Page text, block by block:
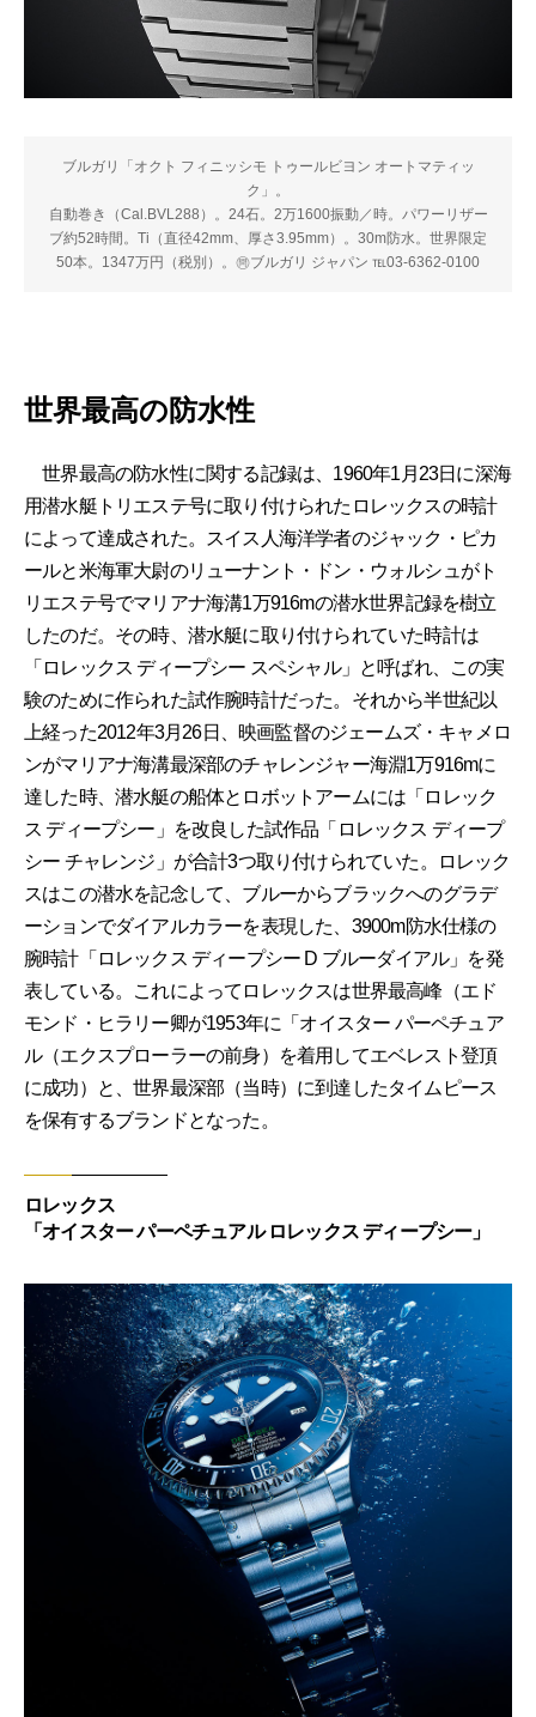
ブルガリ「オクト フィニッシモ トゥールビヨン オートマティッ
ク」。
自動巻き（Cal.BVL288）。24石。2万1600振動／時。パワーリザー
ブ約52時間。Ti（直径42mm、厚さ3.95mm）。30m防水。世界限定
50本。1347万円（税別）。㉄ブルガリ ジャパン ℡03-6362-0100
世界最高の防水性
世界最高の防水性に関する記録は、1960年1月23日に深海
用潜水艇トリエステ号に取り付けられたロレックスの時計
によって達成された。スイス人海洋学者のジャック・ピカ
ールと米海軍大尉のリューナント・ドン・ウォルシュがト
リエステ号でマリアナ海溝1万916mの潜水世界記録を樹立
したのだ。その時、潜水艇に取り付けられていた時計は
「ロレックス ディープシー スペシャル」と呼ばれ、この実
験のために作られた試作腕時計だった。それから半世紀以
上経った2012年3月26日、映画監督のジェームズ・キャメロ
ンがマリアナ海溝最深部のチャレンジャー海淵1万916mに
達した時、潜水艇の船体とロボットアームには「ロレック
ス ディープシー」を改良した試作品「ロレックス ディープ
シー チャレンジ」が合計3つ取り付けられていた。ロレック
スはこの潜水を記念して、ブルーからブラックへのグラデ
ーションでダイアルカラーを表現した、3900m防水仕様の
腕時計「ロレックス ディープシー D ブルーダイアル」を発
表している。これによってロレックスは世界最高峰（エド
モンド・ヒラリー卿が1953年に「オイスター パーペチュア
ル（エクスプローラーの前身）を着用してエベレスト登頂
に成功）と、世界最深部（当時）に到達したタイムピース
を保有するブランドとなった。
ロレックス
「オイスター パーペチュアル ロレックス ディープシー」